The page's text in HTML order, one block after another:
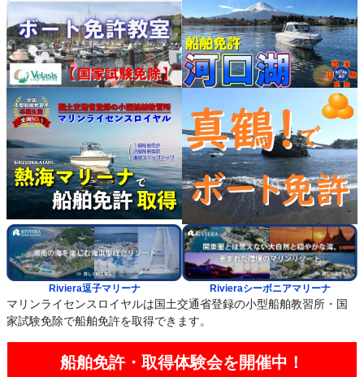
Riviera逗子マリーナ Rivieraシーボニアマリーナ
マリンライセンスロイヤルは国土交通省登録の小型船舶教習所・国
家試験免除で船舶免許を取得できます。
船舶免許・取得体験会を開催中！